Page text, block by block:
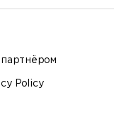
Policy